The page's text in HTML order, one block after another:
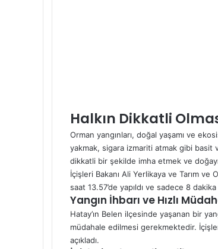
Halkın Dikkatli
Orman yangınları, doğal yaşamı ve
yakmak, sigara izmariti atmak gibi basit
dikkatli bir şekilde imha etmek ve
İçişleri Bakanı Ali Yerlikaya ve Tarım ve
saat 13.57’de yapıldı ve sadece 8
Yangın İhbarı ve Hızlı
Hatay’ın Belen ilçesinde yaşanan bir
müdahale edilmesi gerekmektedir.
açıkladı.